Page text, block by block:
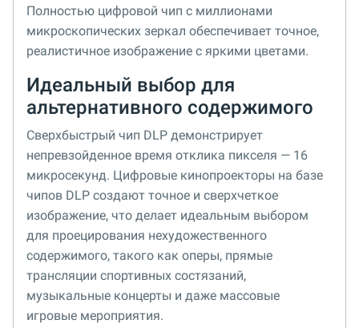
Полностью цифровой чип с миллионами
микроскопических зеркал обеспечивает точное,
реалистичное изображение с яркими цветами.
Идеальный выбор для
альтернативного содержимого
Сверхбыстрый чип DLP демонстрирует
непревзойденное время отклика пикселя — 16
микросекунд. Цифровые кинопроекторы на базе
чипов DLP создают точное и сверхчеткое
изображение, что делает идеальным выбором
для проецирования нехудожественного
содержимого, такого как оперы, прямые
трансляции спортивных состязаний,
музыкальные концерты и даже массовые
игровые мероприятия.